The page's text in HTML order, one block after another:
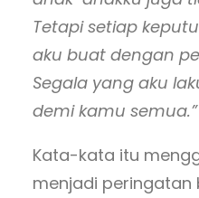
Tetapi setiap
aku buat dengan
Segala yang aku
demi kamu semua.”
Kata-kata itu
menjadi